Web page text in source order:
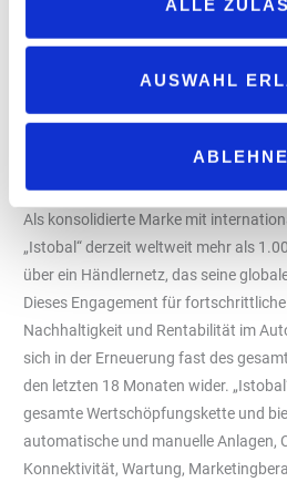
ALLE
AUSWAHL
Unternehmen über jahrzehntelange
Antonio Martínez unterstreicht:
diesen Ländern wollen wir die
Qualitätslösungen anbieten, die an
denen wir über jahrzehntelange
Ein Vermächtnis mit Schwerpunkt auf
Als konsolidierte Marke mit
„Istobal“ derzeit weltweit mehr als
über ein Händlernetz, das seine
Dieses Engagement für fortschrittliche
Nachhaltigkeit und Rentabilität im
sich in der Erneuerung fast des
den letzten 18 Monaten wider.
gesamte Wertschöpfungskette und
automatische und manuelle Anlagen,
Konnektivität, Wartung,